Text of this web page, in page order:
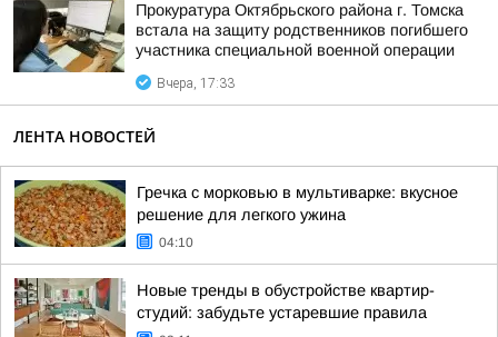
Прокуратура Октябрьского района г. Томска
встала на защиту родственников погибшего
участника специальной военной операции
Вчера, 17:33
ЛЕНТА НОВОСТЕЙ
Гречка с морковью в мультиварке: вкусное
решение для легкого ужина
04:10
Новые тренды в обустройстве квартир-
студий: забудьте устаревшие правила